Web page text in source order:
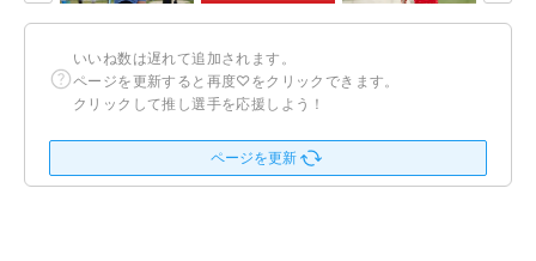
いいね数は遅れて追加されます。
ページを更新すると再度♡をクリックできます。
クリックして推し選手を応援しよう！
ページを更新